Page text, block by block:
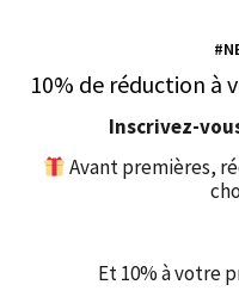
10% de réduction à
Inscrivez-
Avant premières,
Et 10% à votre